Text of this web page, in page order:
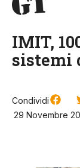
IMIT,
sistemi
Condividi
29 Novembre